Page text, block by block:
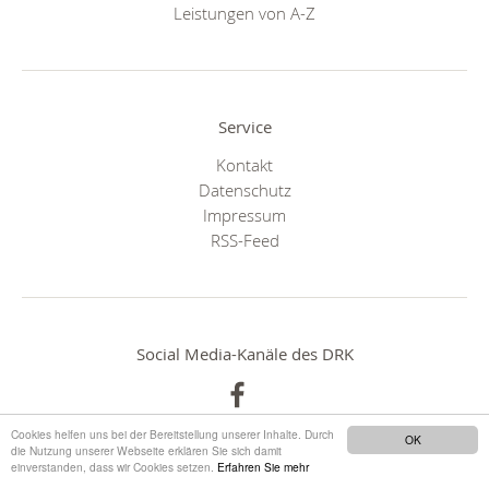
OK
Cookies helfen uns bei der Bereitstellung unserer Inhalte. Durch
die Nutzung unserer Webseite erklären Sie sich damit
einverstanden, dass wir Cookies setzen. Erfahren Sie mehr
Leistungen von A-Z
Service
Kontakt
Datenschutz
Impressum
RSS-Feed
Social Media-Kanäle des DRK